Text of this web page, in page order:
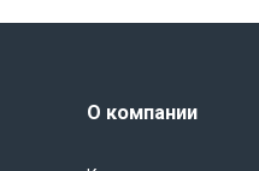
О компании